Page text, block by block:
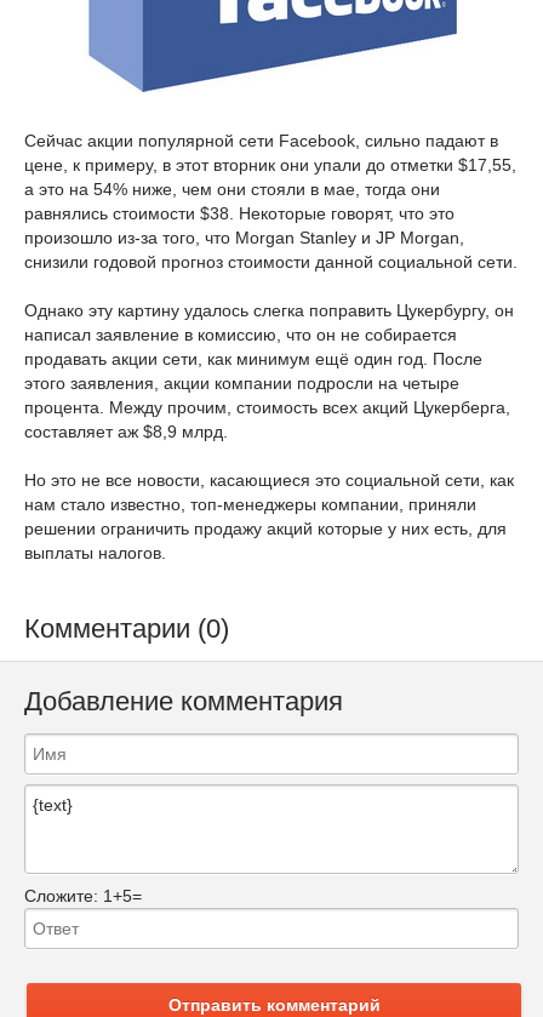
Сейчас акции популярной сети Facebook, сильно падают в
цене, к примеру, в этот вторник они упали до отметки $17,55,
а это на 54% ниже, чем они стояли в мае, тогда они
равнялись стоимости $38. Некоторые говорят, что это
произошло из-за того, что Morgan Stanley и JP Morgan,
снизили годовой прогноз стоимости данной социальной сети.
Однако эту картину удалось слегка поправить Цукербургу, он
написал заявление в комиссию, что он не собирается
продавать акции сети, как минимум ещё один год. После
этого заявления, акции компании подросли на четыре
процента. Между прочим, стоимость всех акций Цукерберга,
составляет аж $8,9 млрд.
Но это не все новости, касающиеся это социальной сети, как
нам стало известно, топ-менеджеры компании, приняли
решении ограничить продажу акций которые у них есть, для
выплаты налогов.
Комментарии (0)
Добавление комментария
Сложите: 1+5=
Отправить комментарий